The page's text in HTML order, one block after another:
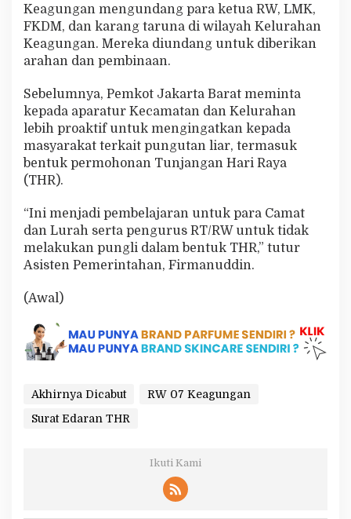
Keagungan mengundang para ketua RW, LMK,
FKDM, dan karang taruna di wilayah Kelurahan
Keagungan. Mereka diundang untuk diberikan
arahan dan pembinaan.
Sebelumnya, Pemkot Jakarta Barat meminta
kepada aparatur Kecamatan dan Kelurahan
lebih proaktif untuk mengingatkan kepada
masyarakat terkait pungutan liar, termasuk
bentuk permohonan Tunjangan Hari Raya
(THR).
“Ini menjadi pembelajaran untuk para Camat
dan Lurah serta pengurus RT/RW untuk tidak
melakukan pungli dalam bentuk THR,” tutur
Asisten Pemerintahan, Firmanuddin.
(Awal)
Akhirnya Dicabut
RW 07 Keagungan
Surat Edaran THR
Ikuti Kami